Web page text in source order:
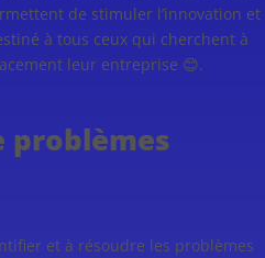
de stimuler l’innovation et
à tous ceux qui cherchent à
leur entreprise 😊.
problèmes
et à résoudre les problèmes